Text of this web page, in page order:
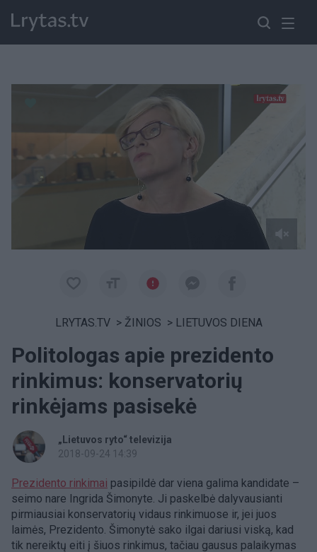
LRYTAS.TV > ŽINIOS > LIETUVOS DIENA
Politologas apie prezidento
rinkimus: konservatorių
rinkėjams pasisekė
„Lietuvos ryto“ televizija
2018-09-24 14:39
Prezidento rinkimai pasipildė dar viena galima kandidate –
seimo nare Ingrida Šimonyte. Ji paskelbė dalyvausianti
pirmiausiai konservatorių vidaus rinkimuose ir, jei juos
laimės, Prezidento. Šimonytė sako ilgai dariusi viską, kad
tik nereiktų eiti į šiuos rinkimus, tačiau gausus palaikymas